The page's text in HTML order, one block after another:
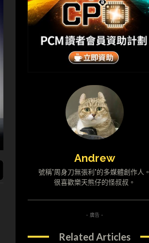
Andrew
號稱"周身刀無張利"的多媒體創作人。
很喜歡樂天熊仔的怪叔叔。
- 廣告 -
Related Articles